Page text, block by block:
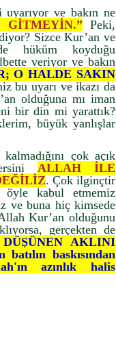
ve bakın ne
GİTMEYİN.” Peki,
Sizce Kur’an ve
hüküm koyduğu
veriyor ve bakın
O HALDE SAKIN
bu uyarı ve ikazı da
olduğuna mı iman
bir din mi yarattık?
büyük yanlışlar
çok açık
ALLAH İLE
. Çok ilginçtir
öyle kabul etmemiz
ve buna hiç kimsede
Kur’an olduğunu
gerçekten de
AKLINI
baskısından
azınlık halis